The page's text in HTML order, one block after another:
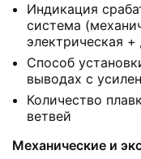
Индикация
система
электрическая
Способ
выводах с
Количество
ветвей
Механические и